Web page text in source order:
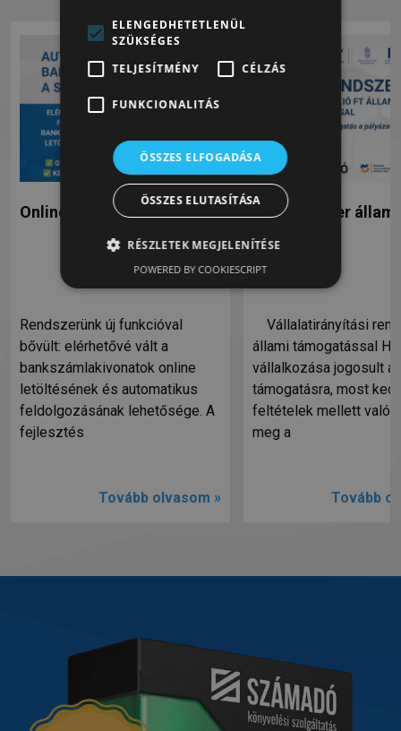
Online bankszámlakivonat
Rendszerünk új funkcióval
bővült: elérhetővé vált a
bankszámlakivonatok online
letöltésének és automatikus
feldolgozásának lehetősége. A
fejlesztés
Tovább olvasom »
ERP rendszer állami
támogatás
Vállalatirányítási
állami támogatással Ha
vállalkozása jogosult
támogatásra, most
feltételek mellett
meg a
Tovább
ELENGEDHETETLENÜL
SZÜKSÉGES
TELJESÍTMÉNY
CÉLZÁS
FUNKCIONALITÁS
ÖSSZES ELFOGADÁSA
ÖSSZES ELUTASÍTÁSA
RÉSZLETEK MEGJELENÍTÉSE
POWERED BY COOKIESCRIPT